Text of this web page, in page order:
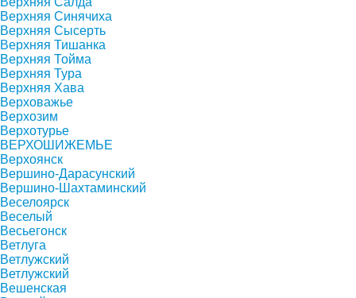
Верхняя Синячиха
Верхняя Сысерть
Верхняя Тишанка
Верхняя Тойма
Верхняя Тура
Верхняя Хава
Верховажье
Верхозим
Верхотурье
ВЕРХОШИЖЕМЬЕ
Верхоянск
Вершино-Дарасунский
Вершино-Шахтаминский
Веселоярск
Веселый
Весьегонск
Ветлуга
Ветлужский
Ветлужский
Вешенская